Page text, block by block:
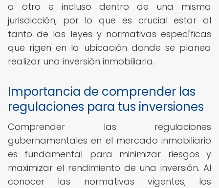
a otro e incluso dentro de una misma
jurisdicción, por lo que es crucial estar al
tanto de las leyes y normativas específicas
que rigen en la ubicación donde se planea
realizar una inversión inmobiliaria.
Importancia de comprender las
regulaciones para tus inversiones
Comprender las regulaciones
gubernamentales en el mercado inmobiliario
es fundamental para minimizar riesgos y
maximizar el rendimiento de una inversión. Al
conocer las normativas vigentes, los